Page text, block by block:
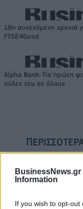
BusinessNews.gr
Information
If you wish to opt-
18η συνεχόμενη χρονιά
FTSE4Good
Alpha Bank: Για πρώτη
πύλες του σε όλους